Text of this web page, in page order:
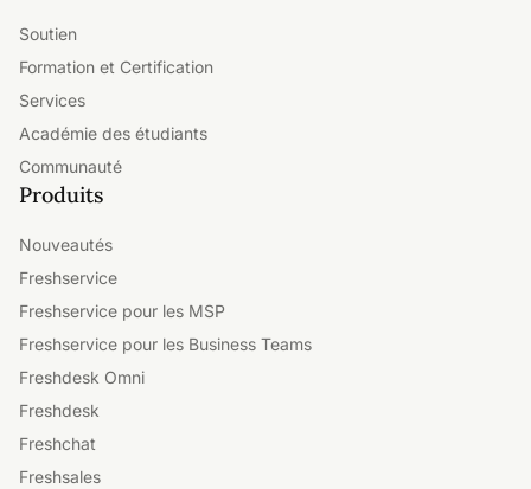
Soutien
Formation et Certification
Services
Académie des étudiants
Communauté
Produits
Nouveautés
Freshservice
Freshservice pour les MSP
Freshservice pour les Business Teams
Freshdesk Omni
Freshdesk
Freshchat
Freshsales